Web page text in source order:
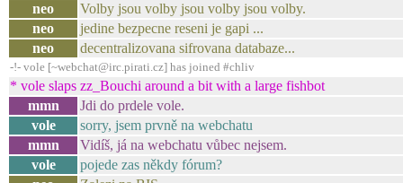
neo
Volby jsou volby jsou volby jsou volby.
neo
jedine bezpecne reseni je gapi ...
neo
decentralizovana sifrovana databaze...
-!- vole [~webchat@irc.pirati.cz] has joined #chliv
* vole slaps zz_Bouchi around a bit with a large fishbot
mmn
Jdi do prdele vole.
vole
sorry, jsem prvně na webchatu
mmn
Vidíš, já na webchatu vůbec nejsem.
vole
pojede zas někdy fórum?